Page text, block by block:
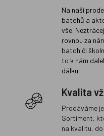
Na naší
batohů a
vše.
rovnou za
batoh či
to k nám
dálku.
Kvalita
Prodáváme
Sortiment,
na kvalitu, do